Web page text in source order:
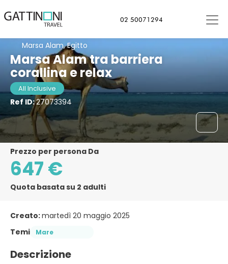
02 50071294
Marsa Alam, Egitto
Marsa Alam tra barriera
corallina e relax
All Inclusive
Ref ID:27073394
Prezzo per persona Da
647 €
Quota basata su 2 adulti
Creato:martedì 20 maggio 2025
Temi
Mare
Descrizione